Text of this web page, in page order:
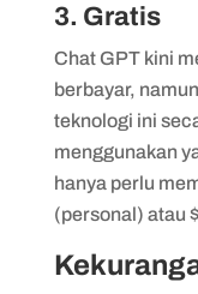
3. Gratis
Chat GPT kini
berbayar,
teknologi ini
menggunakan
hanya perlu
(personal) atau